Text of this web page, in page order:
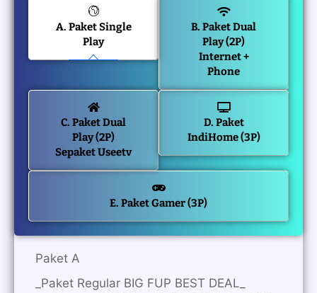
A. Paket Single
Play
B. Paket Dual
Play (2P)
Internet +
Phone
C. Paket Dual
Play (2P)
Sepaket Useetv
D. Paket
IndiHome (3P)
E. Paket Gamer (3P)
Paket A
_Paket Regular BIG FUP BEST DEAL_